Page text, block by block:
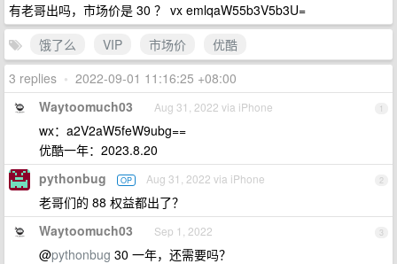
有老哥出吗，市场价是 30 ？ vx emlqaW55b3V5b3U=
饿了么
VIP 市场价
优酷
3 replies • 2022-09-01 11:16:25 +08:00
1
Waytoomuch03 Aug 31, 2022 via iPhone
wx：a2V2aW5feW9ubg==
优酷一年：2023.8.20
2
pythonbug OP Aug 31, 2022 via iPhone
老哥们的 88 权益都出了？
3
Waytoomuch03 Sep 1, 2022
@pythonbug 30 一年，还需要吗？